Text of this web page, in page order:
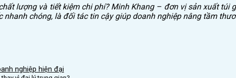
lượng và tiết kiệm chi phí? Minh Khang – đơn vị sản xuất túi
chóng, là đối tác tin cậy giúp doanh nghiệp nâng tầm
nghiệp hiện đại